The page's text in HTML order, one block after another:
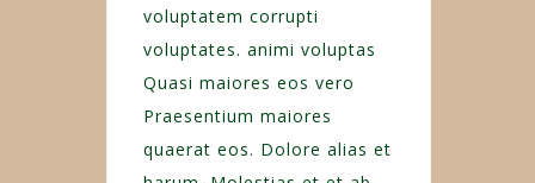
voluptatem corrupti
voluptates. animi voluptas
Quasi maiores eos vero
Praesentium maiores
quaerat eos. Dolore alias et